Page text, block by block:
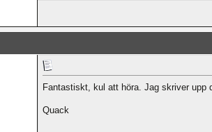
Fantastiskt, kul att höra. Jag skriver upp
Quack